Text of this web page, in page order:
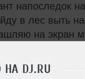
DJ.RU
напоследок
в лес выть
на экран
подери, да я
ДРУЗЬЯМ